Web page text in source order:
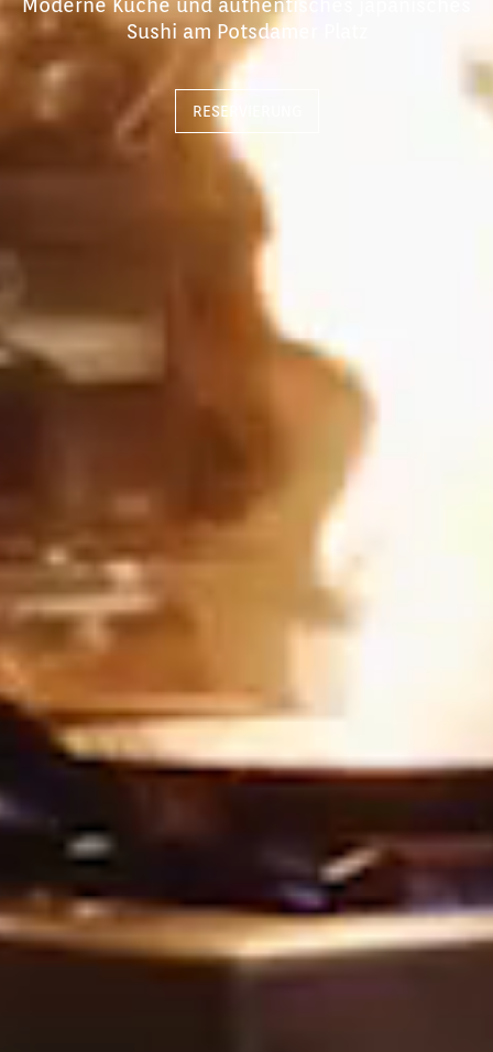
Sushi am Potsdamer Platz
RESERVIERUNG